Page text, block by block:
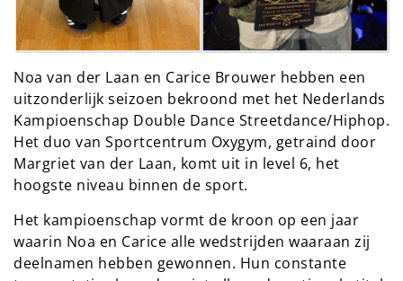
Noa van der Laan en Carice Brouwer hebben een
uitzonderlijk seizoen bekroond met het Nederlands
Kampioenschap Double Dance Streetdance/Hiphop.
Het duo van Sportcentrum Oxygym, getraind door
Margriet van der Laan, komt uit in level 6, het
hoogste niveau binnen de sport.
Het kampioenschap vormt de kroon op een jaar
waarin Noa en Carice alle wedstrijden waaraan zij
deelnamen hebben gewonnen. Hun constante